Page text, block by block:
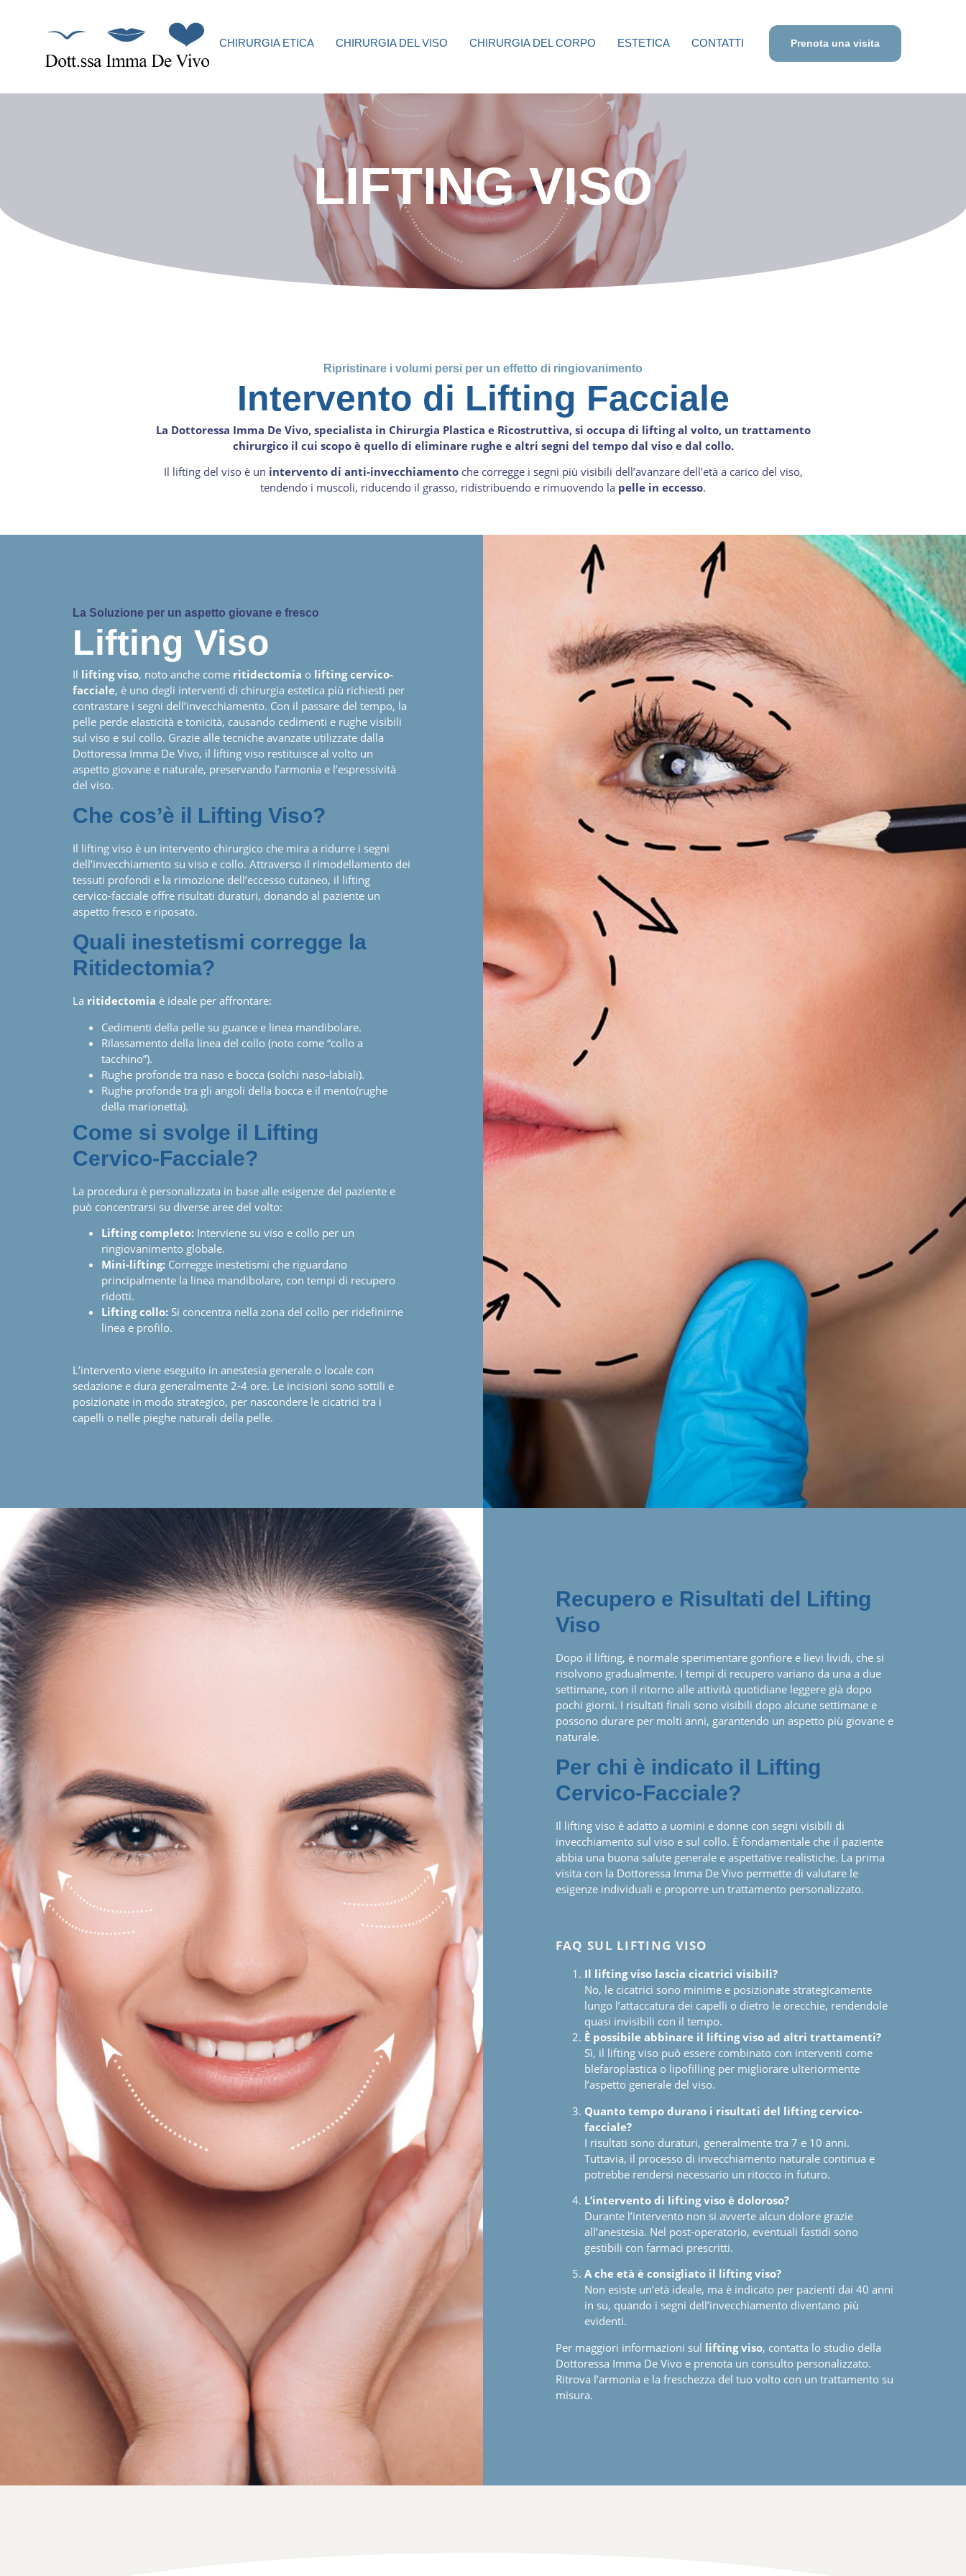
CHIRURGIA ETICA CHIRURGIA DEL VISO CHIRURGIA DEL CORPO ESTETICA CONTATTI Prenota una visita
LIFTING VISO
Ripristinare i volumi persi per un effetto di ringiovanimento
Intervento di Lifting Facciale
La Dottoressa Imma De Vivo, specialista in Chirurgia Plastica e Ricostruttiva, si occupa di lifting al volto, un trattamento
chirurgico il cui scopo è quello di eliminare rughe e altri segni del tempo dal viso e dal collo.
Il lifting del viso è un intervento di anti-invecchiamentoche corregge i segni più visibili dell’avanzare dell’età a carico del viso,
tendendo i muscoli, riducendo il grasso, ridistribuendo e rimuovendo la pelle in eccesso.
La Soluzione per un aspetto giovane e fresco
Lifting Viso
Il lifting viso, noto anche come ritidectomia o lifting cervico-
facciale, è uno degli interventi di chirurgia estetica più richiesti per
contrastare i segni dell’invecchiamento. Con il passare del tempo, la
pelle perde elasticità e tonicità, causando cedimenti e rughe visibili
sul viso e sul collo. Grazie alle tecniche avanzate utilizzate dalla
Dottoressa Imma De Vivo, il lifting viso restituisce al volto un
aspetto giovane e naturale, preservando l’armonia e l’espressività
del viso.
Che cos’è il Lifting Viso?
Il lifting viso è un intervento chirurgico che mira a ridurre i segni
dell’invecchiamento su viso e collo. Attraverso il rimodellamento dei
tessuti profondi e la rimozione dell’eccesso cutaneo, il lifting
cervico-facciale offre risultati duraturi, donando al paziente un
aspetto fresco e riposato.
Quali inestetismi corregge la
Ritidectomia?
La ritidectomia è ideale per affrontare:
Cedimenti della pelle su guance e linea mandibolare.
Rilassamento della linea del collo (noto come “collo a
tacchino”).
Rughe profonde tra naso e bocca (solchi naso-labiali).
Rughe profonde tra gli angoli della bocca e il mento(rughe
della marionetta).
Come si svolge il Lifting
Cervico-Facciale?
La procedura è personalizzata in base alle esigenze del paziente e
può concentrarsi su diverse aree del volto:
Lifting completo: Interviene su viso e collo per un
ringiovanimento globale.
Mini-lifting: Corregge inestetismi che riguardano
principalmente la linea mandibolare, con tempi di recupero
ridotti.
Lifting collo: Si concentra nella zona del collo per ridefinirne
linea e profilo.
L’intervento viene eseguito in anestesia generale o locale con
sedazione e dura generalmente 2-4 ore. Le incisioni sono sottili e
posizionate in modo strategico, per nascondere le cicatrici tra i
capelli o nelle pieghe naturali della pelle.
Recupero e Risultati del Lifting
Viso
Dopo il lifting, è normale sperimentare gonfiore e lievi lividi, che si
risolvono gradualmente. I tempi di recupero variano da una a due
settimane, con il ritorno alle attività quotidiane leggere già dopo
pochi giorni. I risultati finali sono visibili dopo alcune settimane e
possono durare per molti anni, garantendo un aspetto più giovane e
naturale.
Per chi è indicato il Lifting
Cervico-Facciale?
Il lifting viso è adatto a uomini e donne con segni visibili di
invecchiamento sul viso e sul collo. È fondamentale che il paziente
abbia una buona salute generale e aspettative realistiche. La prima
visita con la Dottoressa Imma De Vivo permette di valutare le
esigenze individuali e proporre un trattamento personalizzato.
FAQ SUL LIFTING VISO
Il lifting viso lascia cicatrici visibili?
No, le cicatrici sono minime e posizionate strategicamente
lungo l’attaccatura dei capelli o dietro le orecchie, rendendole
quasi invisibili con il tempo.
È possibile abbinare il lifting viso ad altri trattamenti?
Sì, il lifting viso può essere combinato con interventi come
blefaroplastica o lipofilling per migliorare ulteriormente
l’aspetto generale del viso.
Quanto tempo durano i risultati del lifting cervico-
facciale?
I risultati sono duraturi, generalmente tra 7 e 10 anni.
Tuttavia, il processo di invecchiamento naturale continua e
potrebbe rendersi necessario un ritocco in futuro.
L’intervento di lifting viso è doloroso?
Durante l’intervento non si avverte alcun dolore grazie
all’anestesia. Nel post-operatorio, eventuali fastidi sono
gestibili con farmaci prescritti.
A che età è consigliato il lifting viso?
Non esiste un’età ideale, ma è indicato per pazienti dai 40 anni
in su, quando i segni dell’invecchiamento diventano più
evidenti.
Per maggiori informazioni sul lifting viso, contatta lo studio della
Dottoressa Imma De Vivo e prenota un consulto personalizzato.
Ritrova l’armonia e la freschezza del tuo volto con un trattamento su
misura.